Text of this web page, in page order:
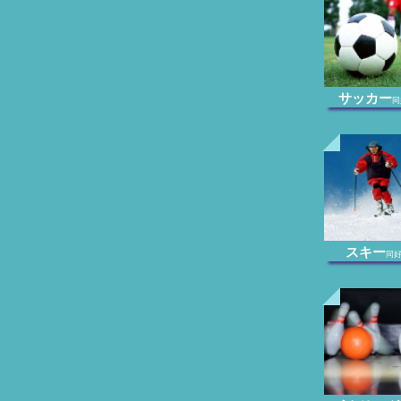
サッカー
スキー同